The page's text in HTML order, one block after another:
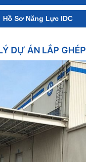
Hồ Sơ Năng Lực IDC
DỰ ÁN LẮP GHÉP